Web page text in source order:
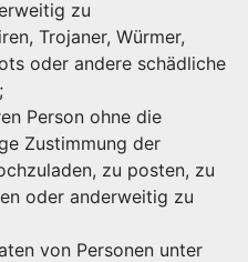
zu
Trojaner, Würmer,
oder andere schädliche
Person ohne die
Zustimmung der
zu posten, zu
oder anderweitig zu
von Personen unter